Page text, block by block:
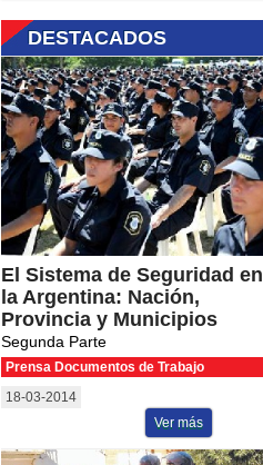
DESTACADOS
El Sistema de Seguridad en
la Argentina: Nación,
Provincia y Municipios
Segunda Parte
Prensa Documentos de Trabajo
18-03-2014
Ver más